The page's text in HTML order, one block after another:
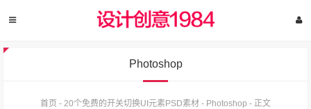
Photoshop
首页 - 20个免费的开关切换UI元素PSD素材 - Photoshop - 正文